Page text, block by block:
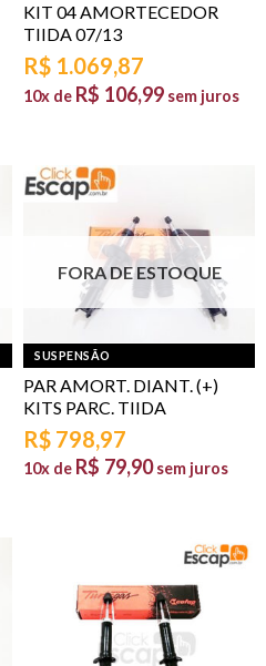
KIT 04 AMORTECEDOR
TIIDA 07/13
R$ 1.069,87
10x de R$ 106,99 sem juros
FORA DE ESTOQUE
SUSPENSÃO
PAR AMORT. DIANT. (+)
KITS PARC. TIIDA
R$ 798,97
10x de R$ 79,90 sem juros